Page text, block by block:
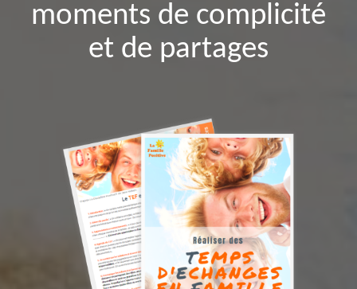
moments de complicité
et de partages